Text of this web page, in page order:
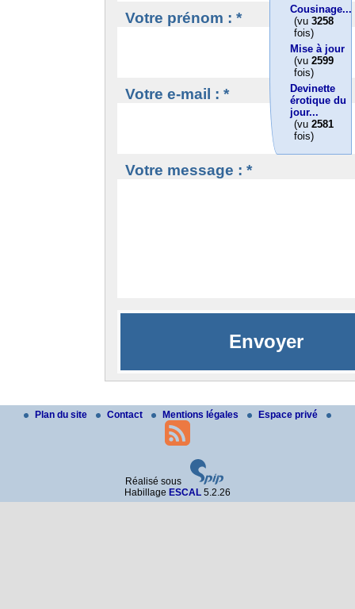
Votre prénom : *
Votre e-mail : *
Votre message : *
Cousinage...
(vu3258
fois)
Mise à jour
(vu2599
fois)
Devinette
érotique du
jour...
(vu2581
fois)
Plan du site Contact Mentions légales Espace privé
Réalisé sous
Habillage ESCAL 5.2.26